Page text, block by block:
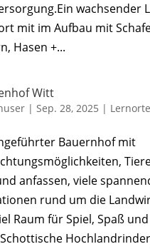
wachsender
mit im Aufbau mit
Hasen +...
Witt
| Sep. 28, 2025 | Lernorte
Bauernhof mit
anfassen, viele
rund um die
Raum für Spiel, Spaß und